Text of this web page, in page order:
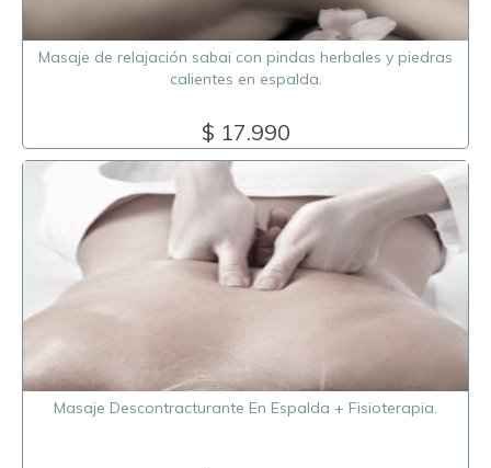
Masaje de relajación sabai con pindas herbales y piedras
calientes en espalda.
$ 17.990
Masaje Descontracturante En Espalda + Fisioterapia.